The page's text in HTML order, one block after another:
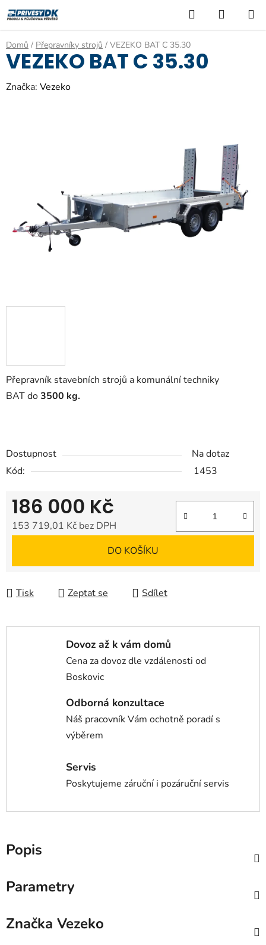
na
obsah
Hledat
KOŠÍK
Domů / Přepravníky strojů / VEZEKO BAT C 35.30
Přepravník stavebních strojů a komunální techniky
BATdo3500 kg.
Dostupnost
Na dotaz
Kód:
1453
186 000 Kč
153 719,01 Kč bez DPH
DO KOŠÍKU
Tisk Zeptat se Sdílet
VEZEKO BAT C 35.30
Značka: Vezeko
Dovoz až k vám domů
Cena za dovoz dle vzdálenosti od
Boskovic
Odborná konzultace
Náš pracovník Vám ochotně poradí s
výběrem
Servis
Poskytujeme záruční i pozáruční servis
Popis
Parametry
Značka Vezeko